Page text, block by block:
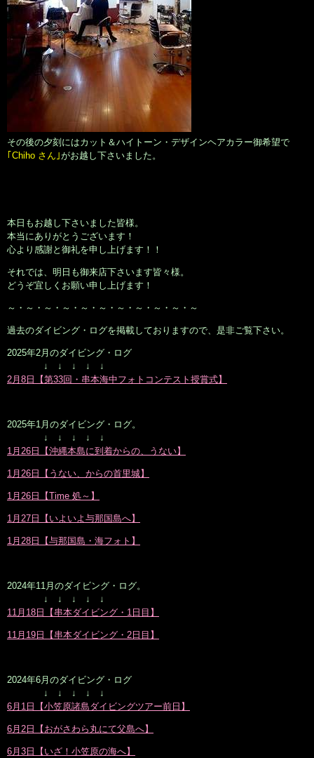
その後の夕刻にはカット＆ハイトーン・デザインヘアカラー御希望で
｢Chiho さん｣がお越し下さいました。
本日もお越し下さいました皆様。
本当にありがとうございます！
心より感謝と御礼を申し上げます！！
それでは、明日も御来店下さいます皆々様。
どうぞ宜しくお願い申し上げます！
～・～・～・～・～・～・～・～・～・～・～
過去のダイビング・ログを掲載しておりますので、是非ご覧下さい。
2025年2月のダイビング・ログ
↓ ↓ ↓ ↓ ↓
2月8日【第33回・串本海中フォトコンテスト授賞式】
2025年1月のダイビング・ログ。
↓ ↓ ↓ ↓ ↓
1月26日【沖縄本島に到着からの、うない】
1月26日【うない、からの首里城】
1月26日【Time 処～】
1月27日【いよいよ与那国島へ】
1月28日【与那国島・海フォト】
2024年11月のダイビング・ログ。
↓ ↓ ↓ ↓ ↓
11月18日【串本ダイビング・1日目】
11月19日【串本ダイビング・2日目】
2024年6月のダイビング・ログ
↓ ↓ ↓ ↓ ↓
6月1日【小笠原諸島ダイビングツアー前日】
6月2日【おがさわら丸にて父島へ】
6月3日【いざ！小笠原の海へ】